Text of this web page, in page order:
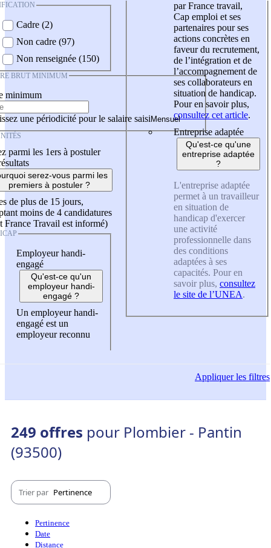
Cadre (2)
Non cadre (97)
Non renseignée (150)
BRUT MINIMUM
minimum
une périodicité pour le salaire saisi
parmi les 1ers à postuler
serez-vous parmi les
premiers à postuler ?
de plus de 15 jours,
moins de 4 candidatures
France Travail est informé)
Employeur handi-
engagé
Qu'est-ce qu'un
employeur handi-
engagé ?
Un employeur handi-
engagé est un
employeur reconnu
par France travail,
Cap emploi et ses
partenaires pour ses
actions concrètes en
faveur du recrutement,
de l’intégration et de
l’accompagnement de
ses collaborateurs en
situation de handicap.
Pour en savoir plus,
consultez cet article.
Entreprise adaptée
Qu'est-ce qu'une
entreprise adaptée
?
L'entreprise adaptée
permet à un travailleur
en situation de
handicap d'exercer
une activité
professionnelle dans
des conditions
adaptées à ses
capacités. Pour en
savoir plus, consultez
le site de l’UNEA.
Appliquerles filtres
249 offres pour Plombier - Pantin
(93500)
Trier par Pertinence
Pertinence
Date
Distance